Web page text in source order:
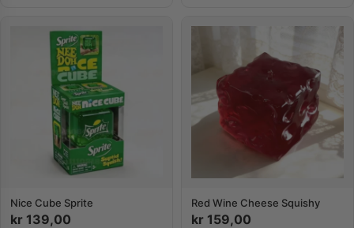
Nice Cube Sprite
kr 139,00
Red Wine Cheese Squishy
kr 159,00